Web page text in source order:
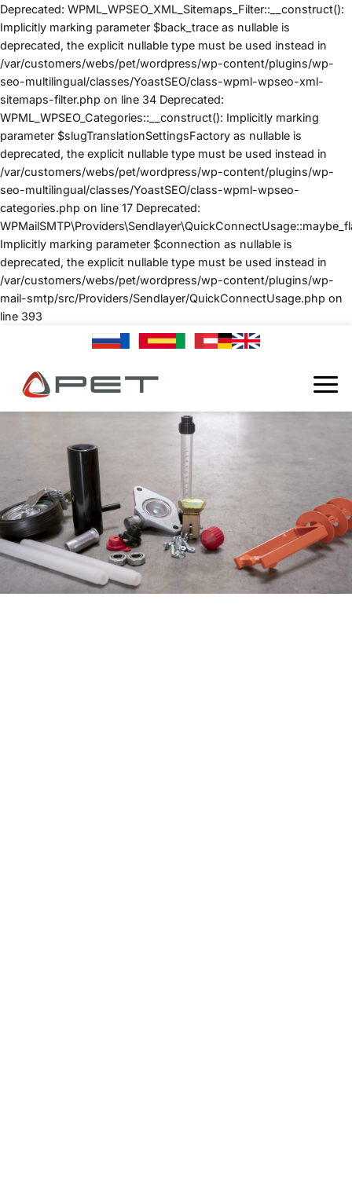
Deprecated: WPML_WPSEO_XML_Sitemaps_Filter::__construct():
Implicitly marking parameter $back_trace as nullable is
deprecated, the explicit nullable type must be used instead in
/var/customers/webs/pet/wordpress/wp-content/plugins/wp-
seo-multilingual/classes/YoastSEO/class-wpml-wpseo-xml-
sitemaps-filter.php on line 34 Deprecated:
WPML_WPSEO_Categories::__construct(): Implicitly marking
parameter $slugTranslationSettingsFactory as nullable is
deprecated, the explicit nullable type must be used instead in
/var/customers/webs/pet/wordpress/wp-content/plugins/wp-
seo-multilingual/classes/YoastSEO/class-wpml-wpseo-
categories.php on line 17 Deprecated:
Implicitly marking parameter $connection as nullable is
deprecated, the explicit nullable type must be used instead in
/var/customers/webs/pet/wordpress/wp-content/plugins/wp-
mail-smtp/src/Providers/Sendlayer/QuickConnectUsage.php on
line 393
CONTENUTI